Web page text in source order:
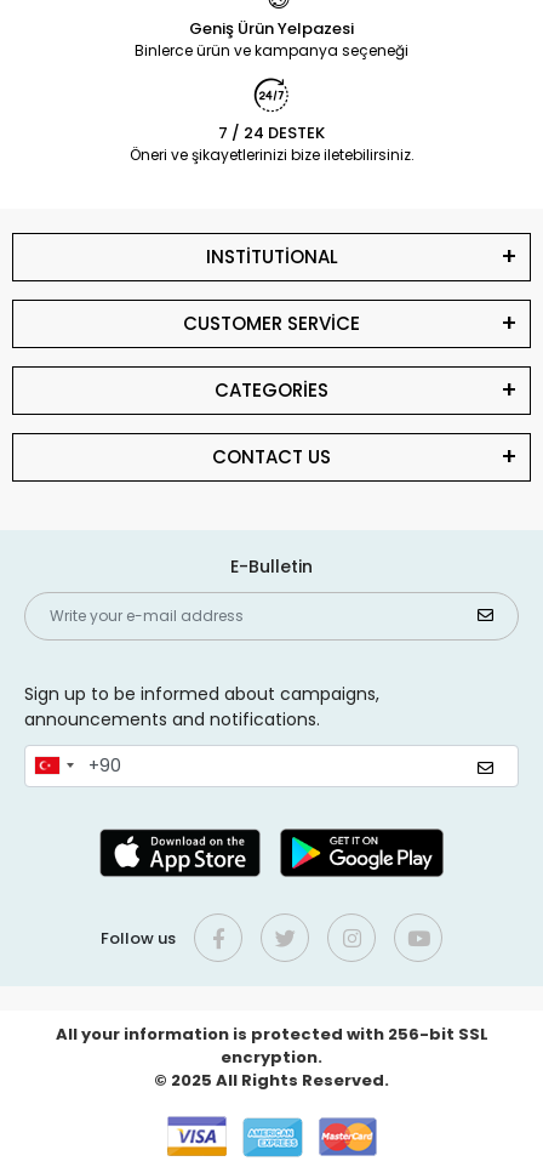
Geniş Ürün Yelpazesi
Binlerce ürün ve kampanya seçeneği
7 / 24 DESTEK
Öneri ve şikayetlerinizi bize iletebilirsiniz.
INSTİTUTİONAL
CUSTOMER SERVİCE
CATEGORİES
CONTACT US
E-Bulletin
Sign up to be informed about campaigns,
announcements and notifications.
Follow us
All your information is protected with 256-bit SSL
encryption.
© 2025 All Rights Reserved.